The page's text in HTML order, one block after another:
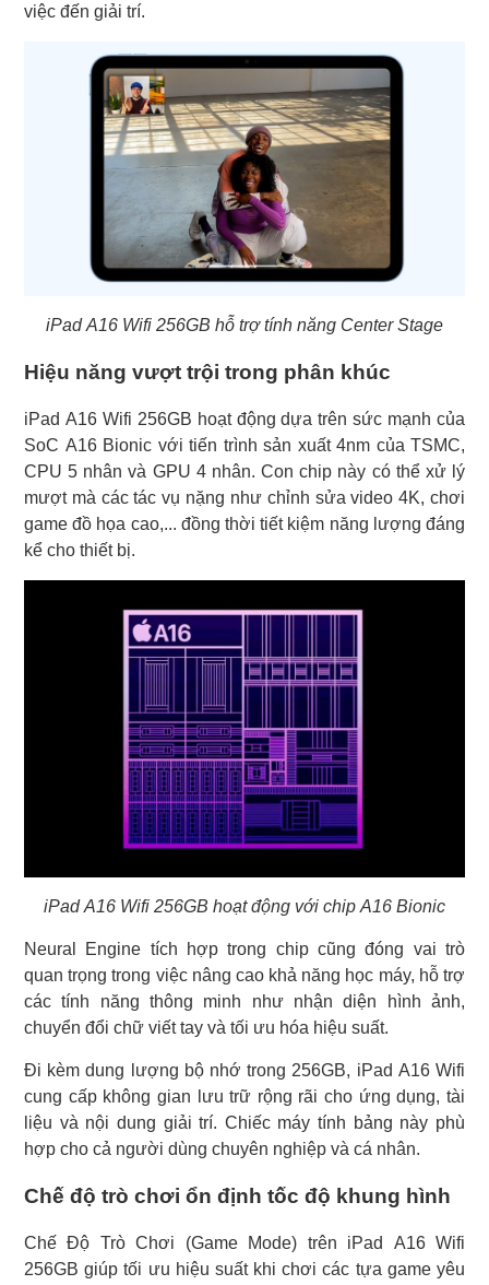
việc đến giải trí.
iPad A16 Wifi 256GB hỗ trợ tính năng Center Stage
Hiệu năng vượt trội trong phân khúc
iPad A16 Wifi 256GB hoạt động dựa trên sức mạnh của
SoC A16 Bionic với tiến trình sản xuất 4nm của TSMC,
CPU 5 nhân và GPU 4 nhân. Con chip này có thể xử lý
mượt mà các tác vụ nặng như chỉnh sửa video 4K, chơi
game đồ họa cao,... đồng thời tiết kiệm năng lượng đáng
kể cho thiết bị.
iPad A16 Wifi 256GB hoạt động với chip A16 Bionic
Neural Engine tích hợp trong chip cũng đóng vai trò
quan trọng trong việc nâng cao khả năng học máy, hỗ trợ
các tính năng thông minh như nhận diện hình ảnh,
chuyển đổi chữ viết tay và tối ưu hóa hiệu suất.
Đi kèm dung lượng bộ nhớ trong 256GB, iPad A16 Wifi
cung cấp không gian lưu trữ rộng rãi cho ứng dụng, tài
liệu và nội dung giải trí. Chiếc máy tính bảng này phù
hợp cho cả người dùng chuyên nghiệp và cá nhân.
Chế độ trò chơi ổn định tốc độ khung hình
Chế Độ Trò Chơi (Game Mode) trên iPad A16 Wifi
256GB giúp tối ưu hiệu suất khi chơi các tựa game yêu